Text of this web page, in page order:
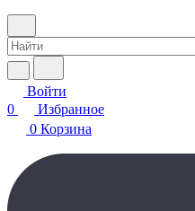
Войти
0
Избранное
0 Корзина